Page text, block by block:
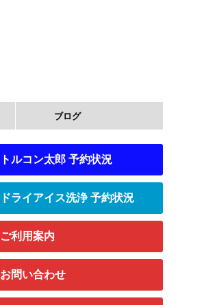
ブログ
トルコン太郎 予約状況
ドライアイス洗浄 予約状況
ご利用案内
お問い合わせ